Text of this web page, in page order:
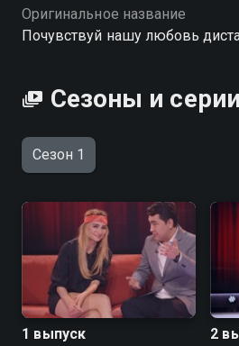
поддержать не хуже друзей!
любовь дистанционно» —
Оригинальное название
Почувствуй нашу любовь
Сезоны и серии
Сезон 1
1 выпуск 2